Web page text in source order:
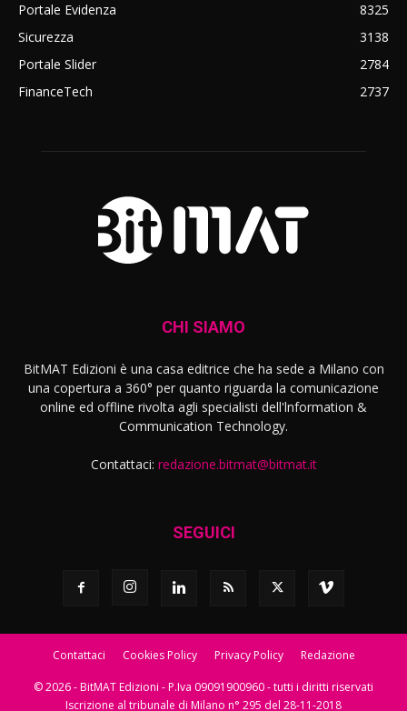
Portale Evidenza
8325
Sicurezza
3138
Portale Slider
2784
FinanceTech
2737
CHI SIAMO
BitMAT Edizioni è una casa editrice che ha sede a Milano con
una copertura a 360° per quanto riguarda la comunicazione
online ed offline rivolta agli specialisti dell'lnformation &
Communication Technology.
Contattaci: redazione.bitmat@bitmat.it
SEGUICI
Contattaci Cookies Policy Privacy Policy Redazione
© 2026 - BitMAT Edizioni - P.Iva 09091900960 - tutti i diritti riservati
Iscrizione al tribunale di Milano n° 295 del 28-11-2018